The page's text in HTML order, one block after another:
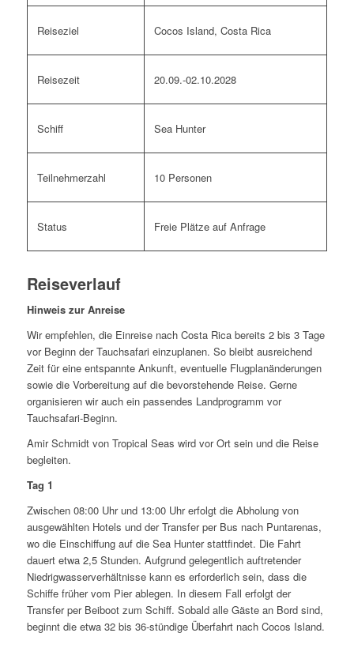
Reiseziel Cocos Island, Costa Rica
Reisezeit 20.09.-02.10.2028
Schiff SeaHunter
Teilnehmerzahl 10 Personen
Status Freie Plätze auf Anfrage
Reiseverlauf
Hinweis zur Anreise
Wir empfehlen, die Einreise nach Costa Rica bereits 2 bis 3 Tage
vor Beginn der Tauchsafari einzuplanen. So bleibt ausreichend
Zeit für eine entspannte Ankunft, eventuelle Flugplanänderungen
sowie die Vorbereitung auf die bevorstehende Reise. Gerne
organisieren wir auch ein passendes Landprogramm vor
Tauchsafari-Beginn.
Amir Schmidt von Tropical Seas wird vor Ort sein und die Reise
begleiten.
Tag 1
Zwischen 08:00 Uhr und 13:00 Uhr erfolgt die Abholung von
ausgewählten Hotels und der Transfer per Bus nach Puntarenas,
wo die Einschiffung auf die Sea Hunter stattfindet. Die Fahrt
dauert etwa 2,5 Stunden. Aufgrund gelegentlich auftretender
Niedrigwasserverhältnisse kann es erforderlich sein, dass die
Schiffe früher vom Pier ablegen. In diesem Fall erfolgt der
Transfer per Beiboot zum Schiff. Sobald alle Gäste an Bord sind,
beginnt die etwa 32 bis 36-stündige Überfahrt nach Cocos Island.